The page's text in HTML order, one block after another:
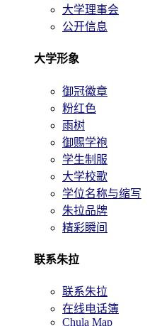
大学理事会
公开信息
大学形象
御冠徽章
粉红色
雨树
御赐学袍
学生制服
大学校歌
学位名称与缩写
朱拉品牌
精彩瞬间
联系朱拉
联系朱拉
在线电话簿
Chula Map